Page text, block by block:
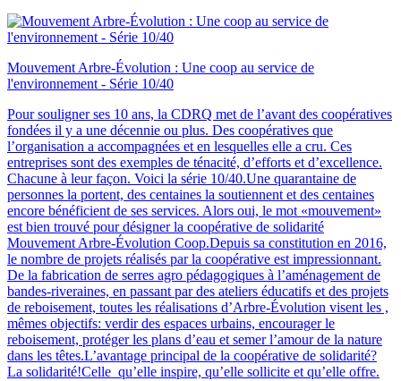
Mouvement Arbre-Évolution : Une coop au service de
l'environnement - Série 10/40
Pour souligner ses 10 ans, la CDRQ met de l’avant des coopératives
fondées il y a une décennie ou plus. Des coopératives que
l’organisation a accompagnées et en lesquelles elle a cru. Ces
entreprises sont des exemples de ténacité, d’efforts et d’excellence.
Chacune à leur façon. Voici la série 10/40.Une quarantaine de
personnes la portent, des centaines la soutiennent et des centaines
encore bénéficient de ses services. Alors oui, le mot «mouvement»
est bien trouvé pour désigner la coopérative de solidarité
Mouvement Arbre-Évolution Coop.Depuis sa constitution en 2016,
le nombre de projets réalisés par la coopérative est impressionnant.
De la fabrication de serres agro pédagogiques à l’aménagement de
bandes-riveraines, en passant par des ateliers éducatifs et des projets
de reboisement, toutes les réalisations d’Arbre-Évolution visent les ,
mêmes objectifs: verdir des espaces urbains, encourager le
reboisement, protéger les plans d’eau et semer l’amour de la nature
dans les têtes.L’avantage principal de la coopérative de solidarité?
La solidarité!Celle qu’elle inspire, qu’elle sollicite et qu’elle offre.